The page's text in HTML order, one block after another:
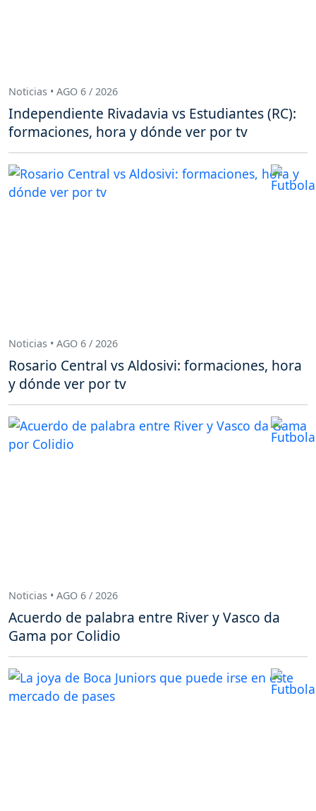
Noticias • AGO 6 / 2026
Independiente Rivadavia vs Estudiantes (RC):
formaciones, hora y dónde ver por tv
Noticias • AGO 6 / 2026
Rosario Central vs Aldosivi: formaciones, hora
y dónde ver por tv
Noticias • AGO 6 / 2026
Acuerdo de palabra entre River y Vasco da
Gama por Colidio